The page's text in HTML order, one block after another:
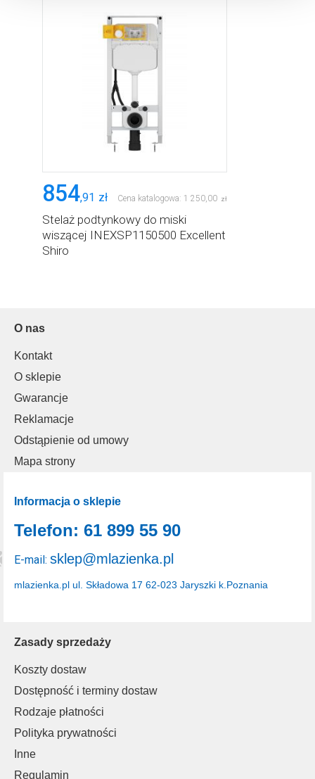
854,91 zł Cena katalogowa: 1 250,00 zł
Stelaż podtynkowy do miski
wiszącej INEXSP1150500 Excellent
Shiro
O nas
Kontakt
O sklepie
Gwarancje
Reklamacje
Odstąpienie od umowy
Mapa strony
Zasady sprzedaży
Koszty dostaw
Dostępność i terminy dostaw
Rodzaje płatności
Polityka prywatności
Inne
Regulamin
Informacja o sklepie
mlazienka.pl ul. Składowa 17 62-023 Jaryszki k.Poznania
Telefon: 61 899 55 90
E-mail: sklep@mlazienka.pl